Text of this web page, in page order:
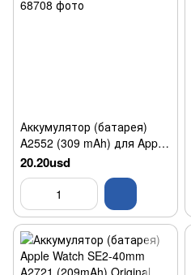
Аккумулятор (батарея)
A2552 (309 mAh) для Apple
Watch 7 45mm Original
20.20usd